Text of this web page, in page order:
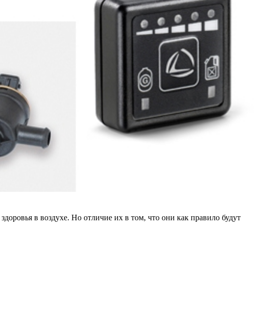
в воздухе. Но отличие их в том, что они как правило будут